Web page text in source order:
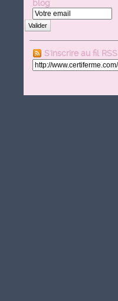
blog
Valider
S'inscrire au fil RSS